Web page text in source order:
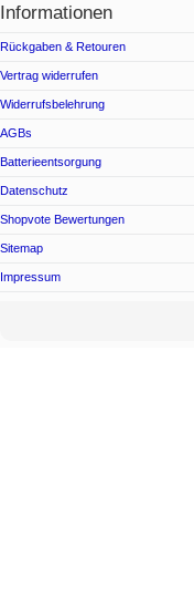
Informationen
Rückgaben & Retouren
Vertrag widerrufen
Widerrufsbelehrung
AGBs
Batterieentsorgung
Datenschutz
Shopvote Bewertungen
Sitemap
Impressum